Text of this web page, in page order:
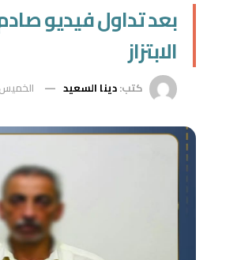
بعد تداول فيديو
الابتزاز
كتب:دينا السعيد الخميس 4 يونيو 2026 |